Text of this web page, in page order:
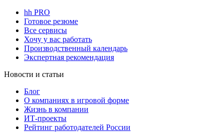
hh PRO
Готовое резюме
Все сервисы
Хочу у вас работать
Производственный календарь
Экспертная рекомендация
Новости и статьи
Блог
О компаниях в игровой форме
Жизнь в компании
ИТ-проекты
Рейтинг работодателей России